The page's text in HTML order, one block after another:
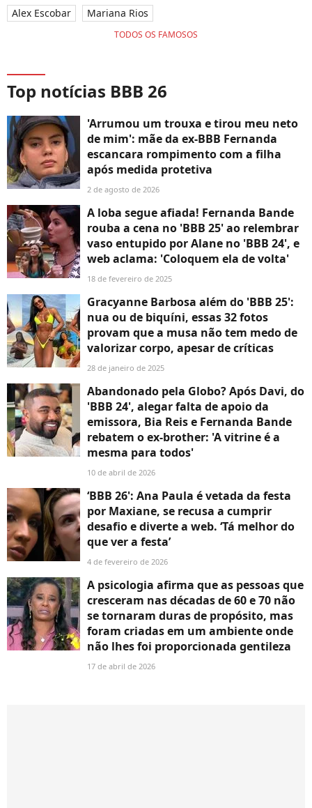
Alex Escobar Mariana Rios
TODOS OS FAMOSOS
Top notícias BBB 26
'Arrumou um trouxa e tirou meu neto
de mim': mãe da ex-BBB Fernanda
escancara rompimento com a filha
após medida protetiva
2 de agosto de 2026
A loba segue afiada! Fernanda Bande
rouba a cena no 'BBB 25' ao relembrar
vaso entupido por Alane no 'BBB 24', e
web aclama: 'Coloquem ela de volta'
18 de fevereiro de 2025
Gracyanne Barbosa além do 'BBB 25':
nua ou de biquíni, essas 32 fotos
provam que a musa não tem medo de
valorizar corpo, apesar de críticas
28 de janeiro de 2025
Abandonado pela Globo? Após Davi, do
'BBB 24', alegar falta de apoio da
emissora, Bia Reis e Fernanda Bande
rebatem o ex-brother: 'A vitrine é a
mesma para todos'
10 de abril de 2026
‘BBB 26': Ana Paula é vetada da festa
por Maxiane, se recusa a cumprir
desafio e diverte a web. ‘Tá melhor do
que ver a festa’
4 de fevereiro de 2026
A psicologia afirma que as pessoas que
cresceram nas décadas de 60 e 70 não
se tornaram duras de propósito, mas
foram criadas em um ambiente onde
não lhes foi proporcionada gentileza
17 de abril de 2026